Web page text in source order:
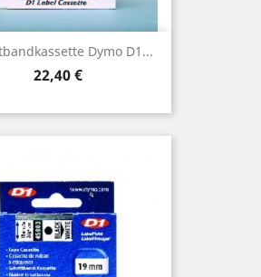
Dymo D1...
Preis
22,40 €